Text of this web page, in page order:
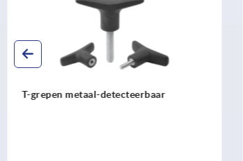
T-grepen antistatisch